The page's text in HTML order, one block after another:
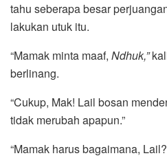
tahu seberapa besar
lakukan utuk itu.
“Mamak minta maaf, Ndhuk,”
berlinang.
“Cukup, Mak! Lail bosan
tidak merubah apapun.”
“Mamak harus bagaimana,